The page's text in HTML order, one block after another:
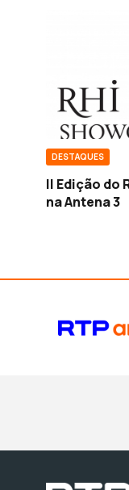
DESTAQUES
II Edição do
na Antena 3